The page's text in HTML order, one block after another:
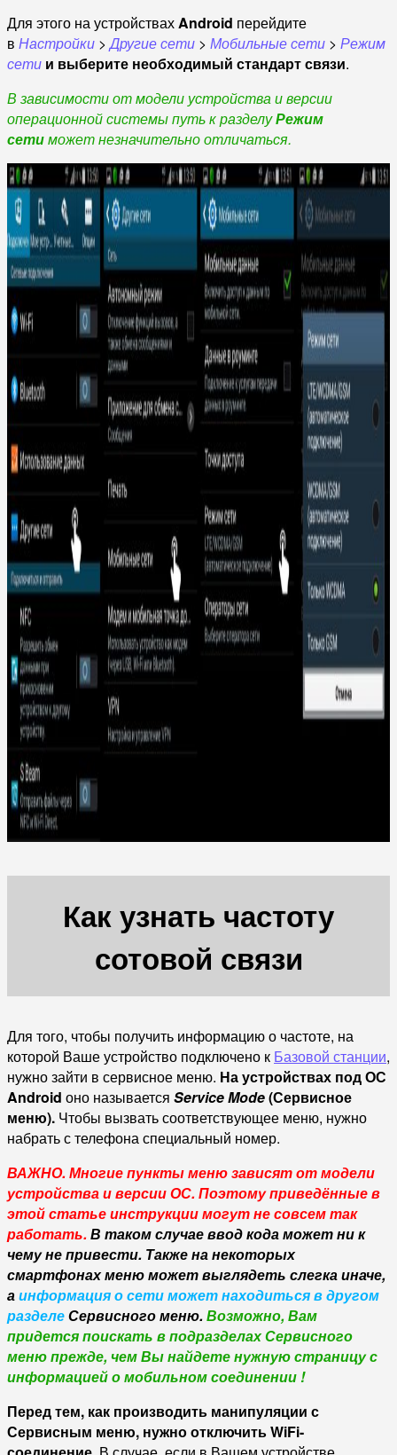
Для этого на устройствахAndroid перейдите
в Настройки >Другие сети > Мобильные сети > Режим
сети и выберите необходимый стандарт связи.
В зависимости от модели устройства и версии
операционной системы путь к разделуРежим
сетиможет незначительно отличаться.
Как узнать частоту
сотовой связи
Для того, чтобы получить информацию о частоте, на
которой Ваше устройство подключено к Базовой станции,
нужно зайти в сервисное меню. На устройствах под ОС
Android оно называется Service Mode(Сервисное
меню). Чтобы вызвать соответствующее меню, нужно
набрать с телефона специальный номер.
ВАЖНО.Многие пункты меню зависят от модели
устройства и версии ОС. Поэтому приведённые в
этой статье инструкции могут не совсем так
работать.В таком случае ввод кода может ни к
чему не привести. Также на некоторых
смартфонах меню может выглядеть слегка иначе,
аинформация о сети может находиться в другом
разделеСервисного меню.Возможно, Вам
придется поискать в подразделах Сервисного
меню прежде, чем Вы найдете нужную страницу с
информацией о мобильном соединении !
Перед тем, как производить манипуляции с
Сервисным меню, нужно отключить WiFi-